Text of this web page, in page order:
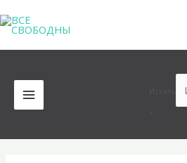
к
содержимому
MAIN
MENU